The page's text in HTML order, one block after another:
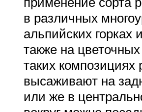
в различных
альпийских горках
также на
таких композициях
высаживают на
или же в